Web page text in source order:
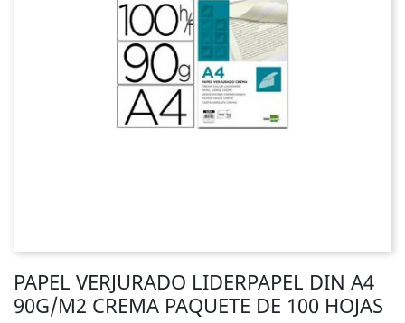
PAPEL VERJURADO LIDERPAPEL DIN A4
90G/M2 CREMA PAQUETE DE 100 HOJAS